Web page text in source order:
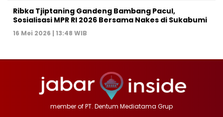
Ribka Tjiptaning Gandeng Bambang Pacul,
Sosialisasi MPR RI 2026 Bersama Nakes di Sukabumi
16 Mei 2026 | 13:48 WIB
member of PT. Dentum Mediatama Grup